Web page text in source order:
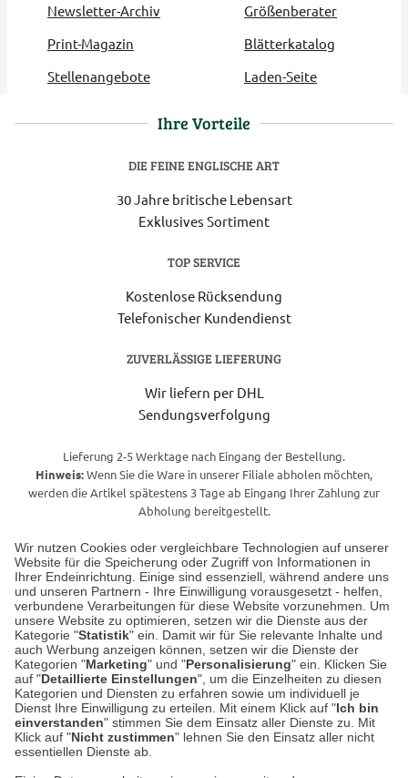
Wir nutzen Cookies oder vergleichbare Technologien auf unserer
Website für die Speicherung oder Zugriff von Informationen in
Ihrer Endeinrichtung. Einige sind essenziell, während andere uns
und unseren Partnern - Ihre Einwilligung vorausgesetzt - helfen,
verbundene Verarbeitungen für diese Website vorzunehmen. Um
unsere Website zu optimieren, setzen wir die Dienste aus der
Kategorie "Statistik" ein. Damit wir für Sie relevante Inhalte und
auch Werbung anzeigen können, setzen wir die Dienste der
Kategorien "Marketing" und "Personalisierung" ein. Klicken Sie
auf "Detaillierte Einstellungen", um die Einzelheiten zu diesen
Kategorien und Diensten zu erfahren sowie um individuell je
Dienst Ihre Einwilligung zu erteilen. Mit einem Klick auf "Ich bin
einverstanden" stimmen Sie dem Einsatz aller Dienste zu. Mit
Klick auf "Nicht zustimmen" lehnen Sie den Einsatz aller nicht
essentiellen Dienste ab.
Newsletter-Archiv
Größenberater
Print-Magazin
Blätterkatalog
Stellenangebote
Laden-Seite
Ihre Vorteile
DIE FEINE ENGLISCHE ART
30 Jahre britische Lebensart
Exklusives Sortiment
TOP SERVICE
Kostenlose Rücksendung
Telefonischer Kundendienst
ZUVERLÄSSIGE LIEFERUNG
Wir liefern per DHL
Sendungsverfolgung
Lieferung 2-5 Werktage nach Eingang der Bestellung.
Hinweis:Wenn Sie die Ware in unserer Filiale abholen möchten,
werden die Artikel spätestens 3 Tage ab Eingang Ihrer Zahlung zur
Abholung bereitgestellt.
Unser Geschäft in Meckenheim
Auf dem Steinbüchel 6
53340 Meckenheim
Montag bis Samstag 9:00 Uhr bis 18:00 Uhr
weitere Information
Hier finden Sie uns im Netz